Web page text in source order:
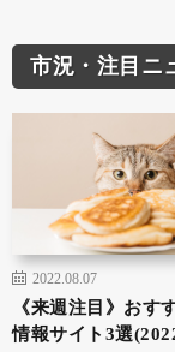
市況・注目ニ
2022.08.07
《来週注目》おす
情報サイト3選